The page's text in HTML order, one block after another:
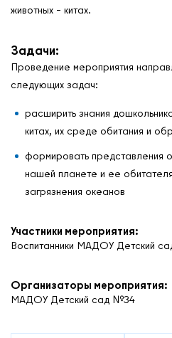
животных – китах.
Задачи:
Проведение мероприятия
следующих задач:
расширить знания
китах, их среде обитания и
формировать представления
нашей планете и ее
загрязнения океанов
Участники мероприятия:
Воспитанники МАДОУ Детский
Организаторы мероприятия:
МАДОУ Детский сад №34